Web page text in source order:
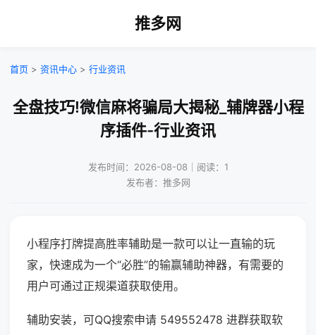
推多网
首页 > 资讯中心 > 行业资讯
全盘技巧!微信麻将骗局大揭秘_辅牌器小程
序插件-行业资讯
发布时间：2026-08-08｜阅读：1
发布者：推多网
小程序打牌提高胜率辅助是一款可以让一直输的玩
家，快速成为一个“必胜”的输赢辅助神器，有需要的
用户可通过正规渠道获取使用。
辅助安装，可QQ搜索申请 549552478 进群获取软